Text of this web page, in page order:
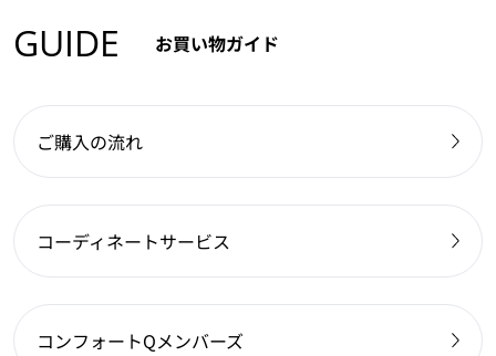
GUIDE お買い物ガイド
ご購入の流れ
コーディネートサービス
コンフォートQメンバーズ